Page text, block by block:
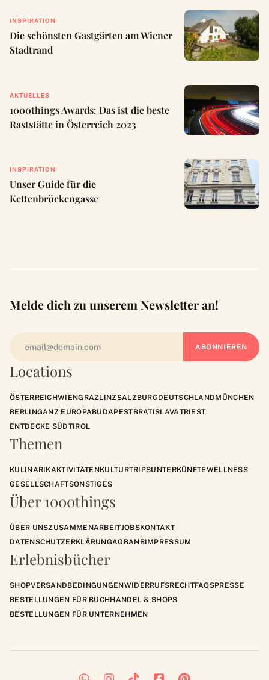
INSPIRATION
Die schönsten Gastgärten am Wiener
Stadtrand
AKTUELLES
1000things Awards: Das ist die beste
Raststätte in Österreich 2023
INSPIRATION
Unser Guide für die
Kettenbrückengasse
Locations
ÖSTERREICHWIENGRAZLINZSALZBURGDEUTSCHLANDMÜNCHEN
BERLINGANZ EUROPABUDAPESTBRATISLAVATRIEST
ENTDECKE SÜDTIROL
Themen
KULINARIKAKTIVITÄTENKULTURTRIPSUNTERKÜNFTEWELLNESS
GESELLSCHAFTSONSTIGES
Über 1000things
ÜBER UNSZUSAMMENARBEITJOBSKONTAKT
DATENSCHUTZERKLÄRUNGAGBANBIMPRESSUM
Erlebnisbücher
SHOPVERSANDBEDINGUNGENWIDERRUFSRECHTFAQSPRESSE
BESTELLUNGEN FÜR BUCHHANDEL & SHOPS
BESTELLUNGEN FÜR UNTERNEHMEN
Melde dich zu unserem Newsletter an!